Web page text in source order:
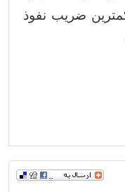
کمترین ضریب نفوذ